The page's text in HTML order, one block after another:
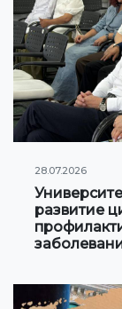
Стратегиялык
Изилдөөлөр
"Экономика,
илимий
Электрондук
28.07.2026
развитие